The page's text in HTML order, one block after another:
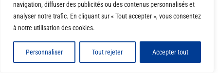
navigation, diffuser des publicités ou des contenus personnalisés et
analyser notre trafic. En cliquant sur « Tout accepter », vous consentez
à notre utilisation des cookies.
Personnaliser Tout rejeter Accepter tout